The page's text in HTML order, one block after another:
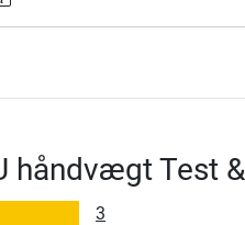
håndvægt Test
3